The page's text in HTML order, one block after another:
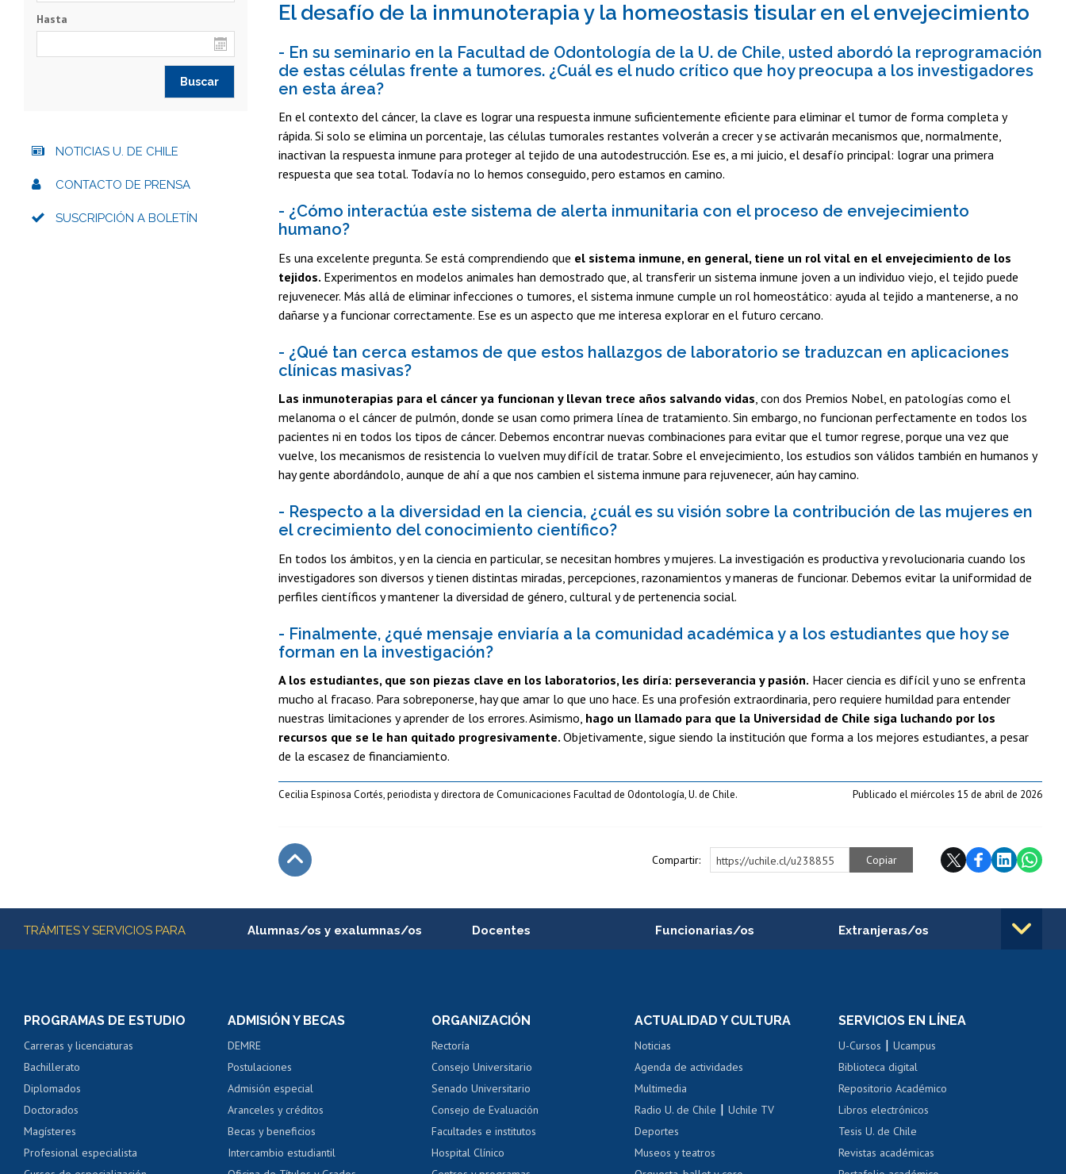
El desafío de la inmunoterapia y la homeostasis tisular en el envejecimiento
- En su seminario en la Facultad de Odontología de la U. de Chile, usted abordó la reprogramación
de estas células frente a tumores. ¿Cuál es el nudo crítico que hoy preocupa a los investigadores
en esta área?
En el contexto del cáncer, la clave es lograr una respuesta inmune suficientemente eficiente para eliminar el tumor de forma completa y
rápida. Si solo se elimina un porcentaje, las células tumorales restantes volverán a crecer y se activarán mecanismos que, normalmente,
inactivan la respuesta inmune para proteger al tejido de una autodestrucción. Ese es, a mi juicio, el desafío principal: lograr una primera
respuesta que sea total. Todavía no lo hemos conseguido, pero estamos en camino.
- ¿Cómo interactúa este sistema de alerta inmunitaria con el proceso de envejecimiento
humano?
Es una excelente pregunta. Se está comprendiendo que el sistema inmune, en general, tiene un rol vital en el envejecimiento de los
tejidos. Experimentos en modelos animales han demostrado que, al transferir un sistema inmune joven a un individuo viejo, el tejido puede
rejuvenecer. Más allá de eliminar infecciones o tumores, el sistema inmune cumple un rol homeostático: ayuda al tejido a mantenerse, a no
dañarse y a funcionar correctamente. Ese es un aspecto que me interesa explorar en el futuro cercano.
- ¿Qué tan cerca estamos de que estos hallazgos de laboratorio se traduzcan en aplicaciones
clínicas masivas?
Las inmunoterapias para el cáncer ya funcionan y llevan trece años salvando vidas, con dos Premios Nobel, en patologías como el
melanoma o el cáncer de pulmón, donde se usan como primera línea de tratamiento. Sin embargo, no funcionan perfectamente en todos los
pacientes ni en todos los tipos de cáncer. Debemos encontrar nuevas combinaciones para evitar que el tumor regrese, porque una vez que
vuelve, los mecanismos de resistencia lo vuelven muy difícil de tratar. Sobre el envejecimiento, los estudios son válidos también en humanos y
hay gente abordándolo, aunque de ahí a que nos cambien el sistema inmune para rejuvenecer, aún hay camino.
- Respecto a la diversidad en la ciencia, ¿cuál es su visión sobre la contribución de las mujeres en
el crecimiento del conocimiento científico?
En todos los ámbitos, y en la ciencia en particular, se necesitan hombres y mujeres. La investigación es productiva y revolucionaria cuando los
investigadores son diversos y tienen distintas miradas, percepciones, razonamientos y maneras de funcionar. Debemos evitar la uniformidad de
perfiles científicos y mantener la diversidad de género, cultural y de pertenencia social.
- Finalmente, ¿qué mensaje enviaría a la comunidad académica y a los estudiantes que hoy se
forman en la investigación?
A los estudiantes, que son piezas clave en los laboratorios, les diría: perseverancia y pasión. Hacer ciencia es difícil y uno se enfrenta
mucho al fracaso. Para sobreponerse, hay que amar lo que uno hace. Es una profesión extraordinaria, pero requiere humildad para entender
nuestras limitaciones y aprender de los errores. Asimismo, hago un llamado para que la Universidad de Chile siga luchando por los
recursos que se le han quitado progresivamente. Objetivamente, sigue siendo la institución que forma a los mejores estudiantes, a pesar
de la escasez de financiamiento.
Cecilia Espinosa Cortés, periodista y directora de Comunicaciones Facultad de Odontología, U. de Chile. Publicado el miércoles 15 de abril de 2026
Compartir: https://uchile.cl/u238855 Copiar
Hasta
NOTICIAS U. DE CHILE
CONTACTO DE PRENSA
SUSCRIPCIÓN A BOLETÍN
Más información
TRÁMITES Y SERVICIOS PARA Alumnas/os y exalumnas/os
Consulta y certificado de notas
Servicio médico y dental
Pago de arancel y crédito alumnos
Pago de arancel y crédito exalumnos
Certificado de títulos y grados
Docentes
Perfeccionamiento
Evaluación docente
Calificación académica
Postulación al AUCAI
Funcionarias/os
Portal de movilidad interna
Certificado de renta
Certificado de renta
Gestión de correo uchile
Extranjeras/os
Movilidad Estudiantil
Cursos de español
Acoso laboral, sexual y violencia
PROGRAMAS DE ESTUDIO
Carreras y licenciaturas
Bachillerato
Diplomados
Doctorados
Magísteres
Profesional especialista
ADMISIÓN Y BECAS
DEMRE
Postulaciones
Admisión especial
Aranceles y créditos
Becas y beneficios
Intercambio estudiantil
ORGANIZACIÓN
Rectoría
Consejo Universitario
Senado Universitario
Consejo de Evaluación
Facultades e institutos
Hospital Clínico
ACTUALIDAD Y CULTURA
Noticias
Agenda de actividades
Multimedia
Radio U. de Chile |Uchile TV
Deportes
Museos y teatros
SERVICIOS EN LÍNEA
U-Cursos |Ucampus
Biblioteca digital
Repositorio Académico
Libros electrónicos
Tesis U. de Chile
Revistas académicas